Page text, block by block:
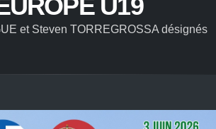
U19
et Steven TORREGROSSA désignés